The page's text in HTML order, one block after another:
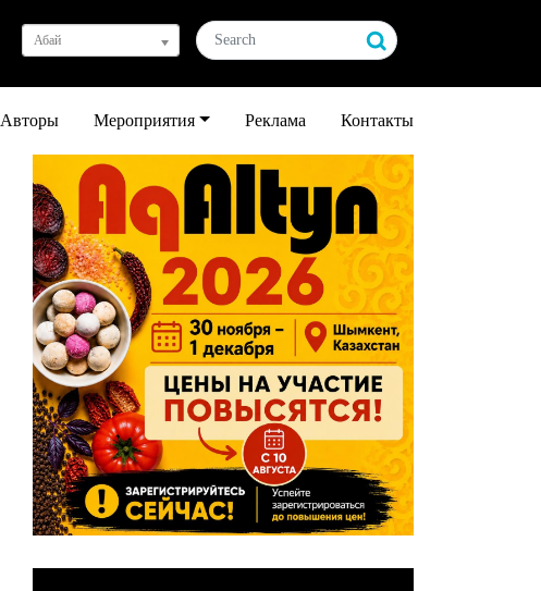
Абай
Авторы Мероприятия Реклама Контакты